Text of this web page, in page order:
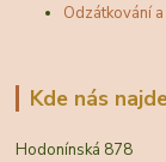
Odzátkování
Kde nás
Hodonínská 878